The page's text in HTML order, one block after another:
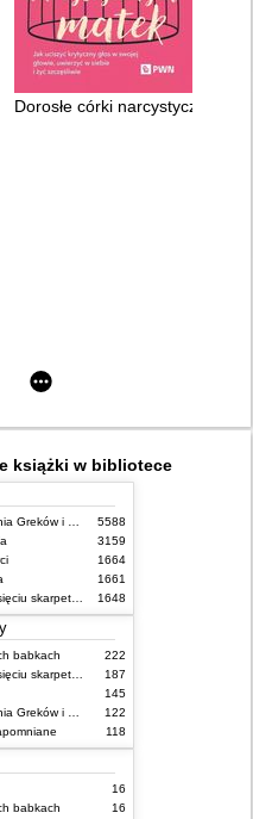
Dorosłe córki narcystycznych
: od syndromologii do
książki w bibliotece
5588
3159
1664
1661
1648
babkach
222
187
145
122
118
16
babkach
16